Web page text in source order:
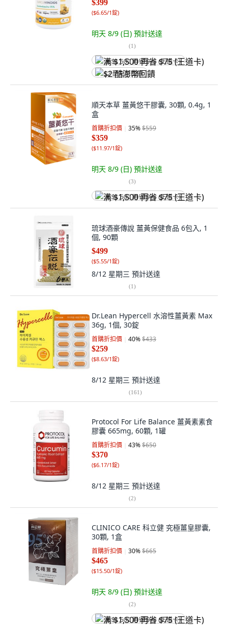
$399
($6.65/1錠)
明天 8/9 (日) 預計送達
(1)
满 $1,500 再省 $75 (王道卡)
$2 酷澎幣回饋
順天本草 薑黃悠干膠囊, 30顆, 0.4g, 1
盒
首購折扣價 35%$559
$359
($11.97/1錠)
明天 8/9 (日) 預計送達
(3)
满 $1,500 再省 $75 (王道卡)
琉球酒豪傳說 薑黃保健食品 6包入, 1
個, 90顆
$499
($5.55/1錠)
8/12 星期三 預計送達
(1)
Dr.Lean Hypercell 水溶性薑黃素 Max
36g, 1個, 30錠
首購折扣價 40%$433
$259
($8.63/1錠)
8/12 星期三 預計送達
(161)
Protocol For Life Balance 薑黃素素食
膠囊 665mg, 60顆, 1罐
首購折扣價 43%$650
$370
($6.17/1錠)
8/12 星期三 預計送達
(2)
CLINICO CARE 科立健 究極薑皇膠囊,
30顆, 1盒
首購折扣價 30%$665
$465
($15.50/1錠)
明天 8/9 (日) 預計送達
(2)
满 $1,500 再省 $75 (王道卡)